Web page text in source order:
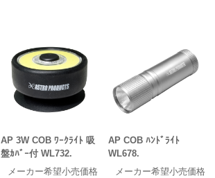
AP 3W COB ﾜｰｸﾗｲﾄ 吸
盤ｶﾊﾞｰ付 WL732.
メーカー希望小売価格
AP COB ﾊﾝﾄﾞﾗｲﾄ
WL678.
メーカー希望小売価格